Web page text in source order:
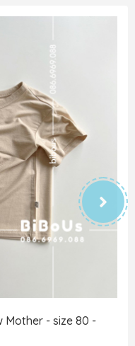
Mother - size 80 -